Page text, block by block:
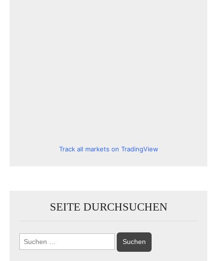
Track all markets on TradingView
SEITE DURCHSUCHEN
Suchen
nach: